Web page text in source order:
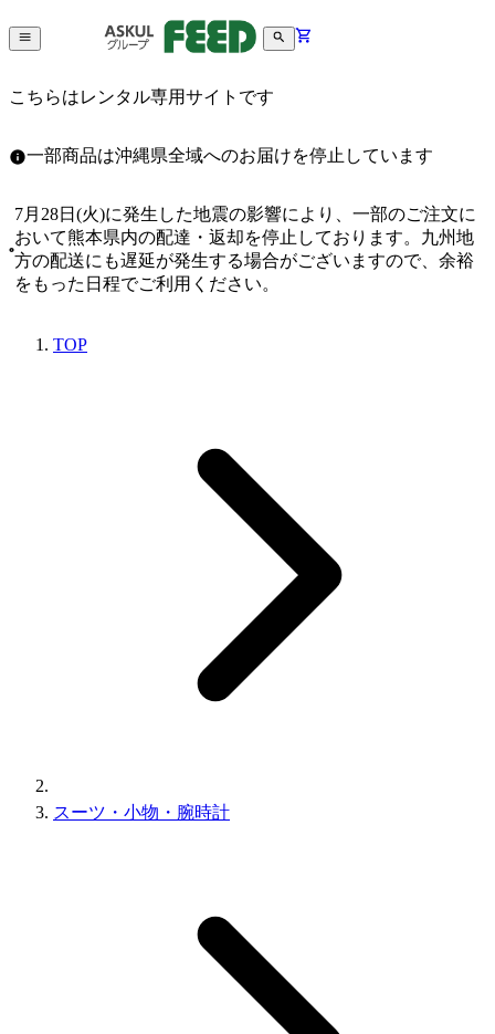
こちらはレンタル専用サイトです
一部商品は沖縄県全域へのお届けを停止しています
7月28日(火)に発生した地震の影響により、一部のご注文に
おいて熊本県内の配達・返却を停止しております。九州地
方の配送にも遅延が発生する場合がございますので、余裕
をもった日程でご利用ください。
TOP
スーツ・小物・腕時計